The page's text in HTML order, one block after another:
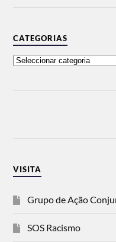
CATEGORIAS
VISITA
Grupo de Ação
SOS Racismo